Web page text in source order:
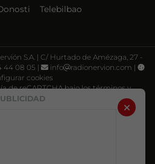
Telebilbao
S.A. | C/ Hurtado de Amézaga, 27 -
44 08 05 | info
radionervion.com |
cookies
de reCAPTCHA bajo los términos y
de privacidad Términos de servicio